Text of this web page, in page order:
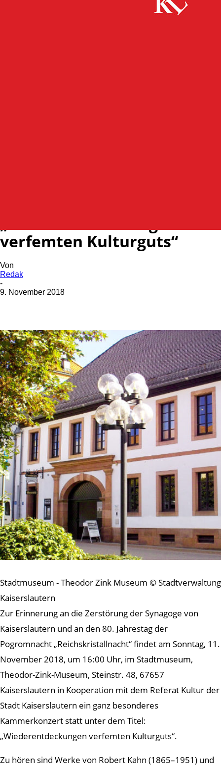
verfemten Kulturguts“
Von
Redak
-
9. November 2018
Stadtmuseum - Theodor Zink Museum © Stadtverwaltung
Kaiserslautern
Zur Erinnerung an die Zerstörung der Synagoge von
Kaiserslautern und an den 80. Jahrestag der
Pogromnacht „Reichskristallnacht“ findet am Sonntag, 11.
November 2018, um 16:00 Uhr, im Stadtmuseum,
Theodor-Zink-Museum, Steinstr. 48, 67657
Kaiserslautern in Kooperation mit dem Referat Kultur der
Stadt Kaiserslautern ein ganz besonderes
Kammerkonzert statt unter dem Titel:
„Wiederentdeckungen verfemten Kulturguts“.
Zu hören sind Werke von Robert Kahn (1865–1951) und